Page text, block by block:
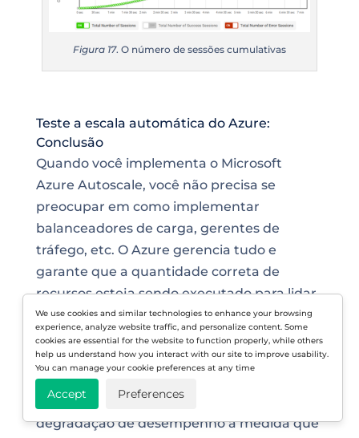
Figura 17. O número de sessões cumulativas
Teste a escala automática do Azure:
Conclusão
Quando você implementa o Microsoft
Azure Autoscale, você não precisa se
preocupar em como implementar
balanceadores de carga, gerentes de
tráfego, etc. O Azure gerencia tudo e
garante que a quantidade correta de
recursos esteja sendo executado para lidar
com a carga de seus aplicativos que seus
testes. No entanto, o uso de uma solução
como o LoadView garante que o Autoscale
esteja funcionando corretamente e que
seus usuários não experimentem nenhuma
degradação de desempenho à medida que
We use cookies and similar technologies to enhance your browsing
experience, analyze website traffic, and personalize content. Some
cookies are essential for the website to function properly, while others
help us understand how you interact with our site to improve usability.
You can manage your cookie preferences at any time
Accept Preferences